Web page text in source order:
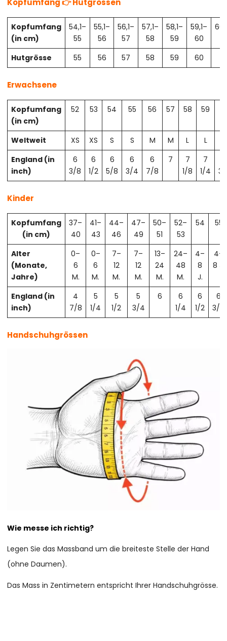
Kopfumfang 👉 Hutgrössen
Kopfumfang
(in cm)
54,1–
55
55,1–
56
56,1–
57
57,1–
58
58,1–
59
59,1–
60
Hutgrösse
55 56 57 58 59 60
Erwachsene
Kopfumfang
(in cm)
52 53 54 55 56 57 58 59
Weltweit XS XS S S M M L L
England (in
inch)
6
3/8
6
1/2
6
5/8
6
3/4
6
7/8
7
7
1/8
7
1/4
Kinder
Kopfumfang
(in cm)
37–
40
41–
43
44–
46
47–
49
50–
51
52–
53
54 55
Alter
(Monate,
Jahre)
0–
6
M.
0–
6
M.
7–
12
M.
7–
12
M.
13–
24
M.
24–
48
M.
4–
8
J.
4–
8 J.
England (in
inch)
4
7/8
5
1/4
5
1/2
5
3/4
6
6
1/4
6
1/2
6
3/4
Handschuhgrössen
Wie messe ich richtig?
Legen Sie das Massband um die breiteste Stelle der Hand
(ohne Daumen).
Das Mass in Zentimetern entspricht Ihrer Handschuhgrösse.